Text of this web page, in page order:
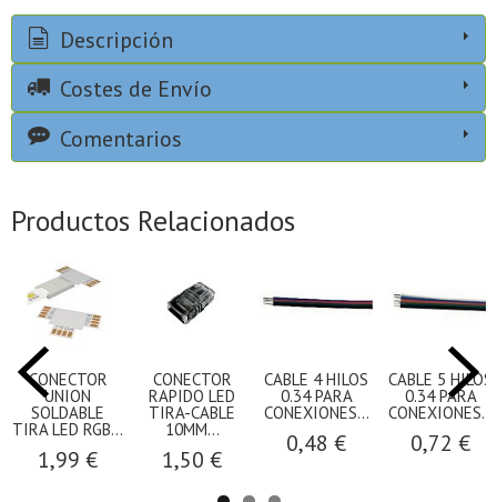
Descripción
Costes de Envío
Comentarios
Productos Relacionados
CONECTOR
UNION
SOLDABLE
TIRA LED RGB...
1,99 €
CONECTOR
RAPIDO LED
TIRA-CABLE
10MM...
1,50 €
CABLE 4 HILOS
0.34 PARA
CONEXIONES...
0,48 €
CABLE 5 HILOS
0.34 PARA
CONEXIONES...
0,72 €